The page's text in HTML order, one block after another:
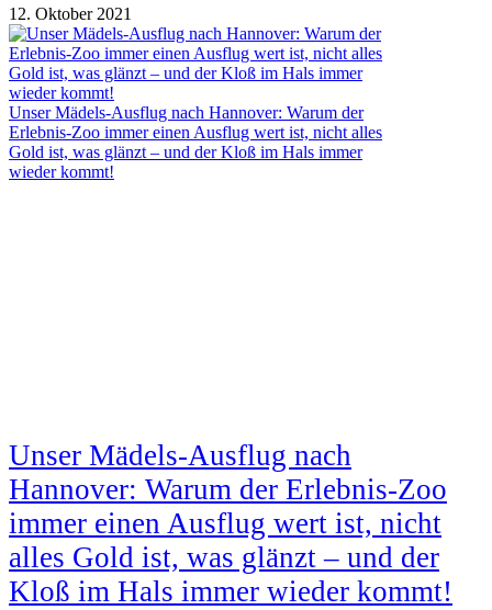
12. Oktober 2021
Unser Mädels-Ausflug nach Hannover: Warum der
Erlebnis-Zoo immer einen Ausflug wert ist, nicht alles
Gold ist, was glänzt – und der Kloß im Hals immer
wieder kommt!
Unser Mädels-Ausflug nach
Hannover: Warum der Erlebnis-Zoo
immer einen Ausflug wert ist, nicht
alles Gold ist, was glänzt – und der
Kloß im Hals immer wieder kommt!